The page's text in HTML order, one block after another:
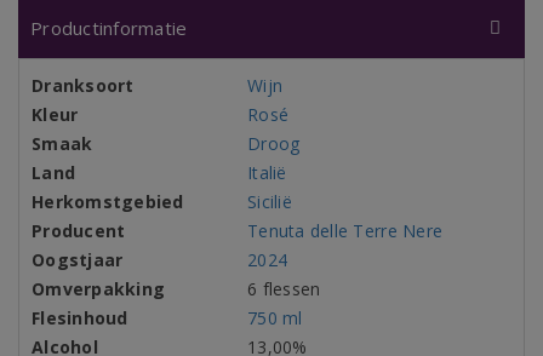
Productinformatie
Dranksoort
Wijn
Kleur
Rosé
Smaak
Droog
Land
Italië
Herkomstgebied
Sicilië
Producent
Tenuta delle Terre Nere
Oogstjaar
2024
Omverpakking
6 flessen
Flesinhoud
750 ml
Alcohol
13,00%